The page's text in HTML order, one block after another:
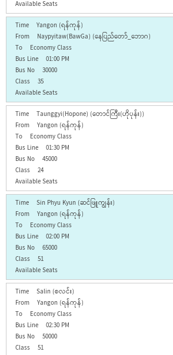
Yangon (ရန်ကုန်)
Naypyitaw(BawGa) (နေပြည်တော်_ဘောဂ)
Economy Class
01:00 PM
30000
35
Taunggyi(Hopone) (တောင်ကြီး(ဟိုပုန်း))
Yangon (ရန်ကုန်)
Economy Class
01:30 PM
45000
24
Sin Phyu Kyun (ဆင်ဖြူကျွန်း)
Yangon (ရန်ကုန်)
Economy Class
02:00 PM
65000
51
Salin (စလင်း)
Yangon (ရန်ကုန်)
Economy Class
02:30 PM
50000
51